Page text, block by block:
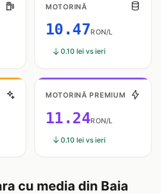
MOTORINĂ
10.47RON/L
0.10 lei vs ieri
MOTORINĂ PREMIUM
11.24RON/L
0.10 lei vs ieri
cu media din Baia